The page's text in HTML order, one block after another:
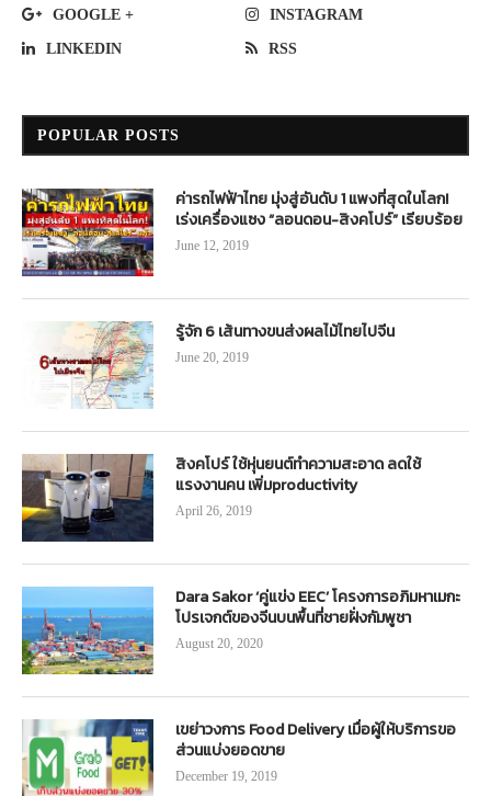
GOOGLE + INSTAGRAM
LINKEDIN RSS
POPULAR POSTS
ค่ารถไฟฟ้าไทย มุ่งสู่อันดับ 1 แพงที่สุดในโลก!
เร่งเครื่องแซง “ลอนดอน-สิงคโปร์” เรียบร้อย
June 12, 2019
รู้จัก 6 เส้นทางขนส่งผลไม้ไทยไปจีน
June 20, 2019
สิงคโปร์ ใช้หุ่นยนต์ทำความสะอาด ลดใช้
แรงงานคน เพิ่มproductivity
April 26, 2019
Dara Sakor ‘คู่แข่ง EEC’ โครงการอภิมหาเมกะ
โปรเจกต์ของจีนบนพื้นที่ชายฝั่งกัมพูชา
August 20, 2020
เขย่าวงการ Food Delivery เมื่อผู้ให้บริการขอ
ส่วนแบ่งยอดขาย
December 19, 2019